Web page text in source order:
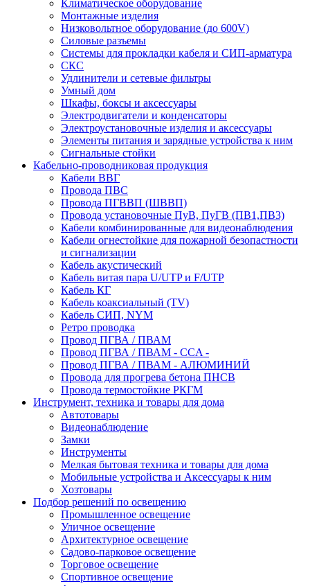
Климатическое оборудование
Монтажные изделия
Низковольтное оборудование (до 600V)
Силовые разъемы
Системы для прокладки кабеля и СИП-арматура
СКС
Удлинители и сетевые фильтры
Умный дом
Шкафы, боксы и аксессуары
Электродвигатели и конденсаторы
Электроустановочные изделия и аксессуары
Элементы питания и зарядные устройства к ним
Сигнальные стойки
Кабельно-проводниковая продукция
Кабели ВВГ
Провода ПВС
Провода ПГВВП (ШВВП)
Провода установочные ПуВ, ПуГВ (ПВ1,ПВ3)
Кабели комбинированные для видеонаблюдения
Кабели огнестойкие для пожарной безопастности
и сигнализации
Кабель акустический
Кабель витая пара U/UTP и F/UTP
Кабель КГ
Кабель коаксиальный (TV)
Кабель СИП, NYM
Ретро проводка
Провод ПГВА / ПВАМ
Провод ПГВА / ПВАМ - CCA -
Провод ПГВА / ПВАМ - АЛЮМИНИЙ
Провода для прогрева бетона ПНСВ
Провода термостойкие РКГМ
Инструмент, техника и товары для дома
Автотовары
Видеонаблюдение
Замки
Инструменты
Мелкая бытовая техника и товары для дома
Мобильные устройства и Аксессуары к ним
Хозтовары
Подбор решений по освещению
Промышленное освещение
Уличное освещение
Архитектурное освещение
Садово-парковое освещение
Торговое освещение
Спортивное освещение